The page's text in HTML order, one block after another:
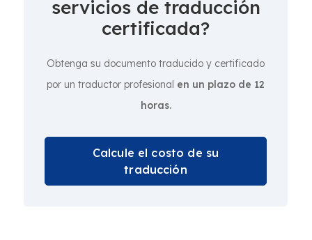
servicios de traducción
certificada?
Obtenga su documento traducido y certificado
por un traductor profesional en un plazo de 12
horas.
Calcule el costo de su
traducción